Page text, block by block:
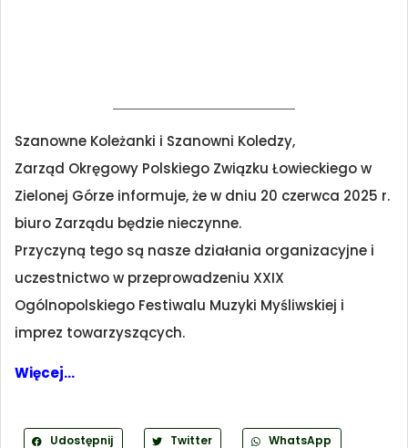
Szanowne Koleżanki i Szanowni Koledzy,
Zarząd Okręgowy Polskiego Związku Łowieckiego w
Zielonej Górze informuje, że w dniu 20 czerwca 2025 r.
biuro Zarządu będzie nieczynne.
Przyczyną tego są nasze działania organizacyjne i
uczestnictwo w przeprowadzeniu XXIX
Ogólnopolskiego Festiwalu Muzyki Myśliwskiej i
imprez towarzyszących.
Więcej…
Udostępnij Twitter WhatsApp